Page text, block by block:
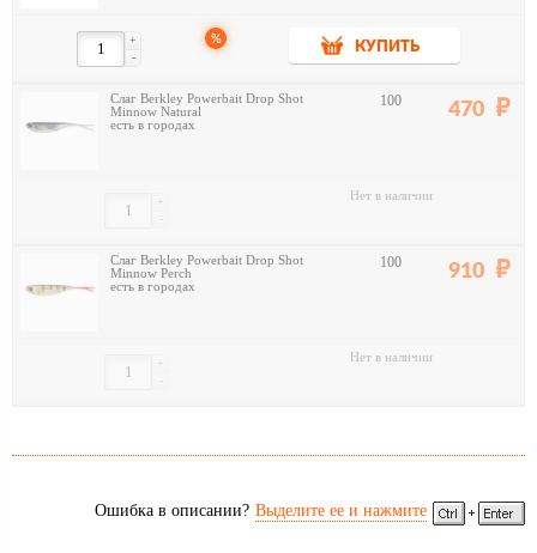
-
+ %
КУПИТЬ
Слаг Berkley Powerbait Drop Shot
Minnow Natural
есть в городах
100 470
-
+ Нет в наличии
Слаг Berkley Powerbait Drop Shot
Minnow Perch
есть в городах
100 910
-
+ Нет в наличии
Ошибка в описании? Выделите ее и нажмите